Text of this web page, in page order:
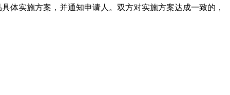
实施方案，并通知申请人。双方对实施方案达成一致的，